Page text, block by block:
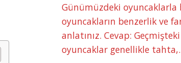
Günümüzdeki oyuncaklarla
oyuncakların benzerlik ve
anlatınız. Cevap: Geçmişteki
oyuncaklar genellikle